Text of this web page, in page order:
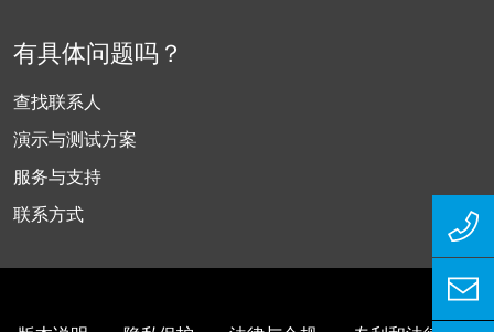
有具体问题吗？
查找联系人
演示与测试方案
服务与支持
联系方式